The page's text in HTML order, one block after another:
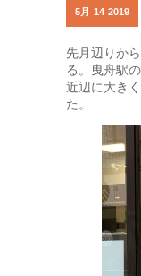
5月 14 2019
先月辺りか
る。曳舟駅
近辺に大き
た。